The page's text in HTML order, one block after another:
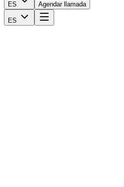
ES Agendar llamada
ES